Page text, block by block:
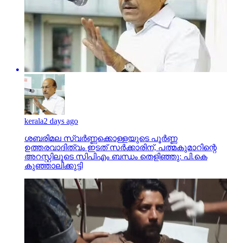
kerala2 days ago
ശബരിമല സ്വര്‍ണ്ണക്കൊള്ളയുടെ പൂര്‍ണ്ണ
ഉത്തരവാദിത്വം ഇടത് സര്‍ക്കാരിന്, പത്മകുമാറിന്റെ
അറസ്റ്റിലൂടെ സിപിഎം ബന്ധം തെളിഞ്ഞു: പി.കെ
കുഞ്ഞാലിക്കുട്ടി